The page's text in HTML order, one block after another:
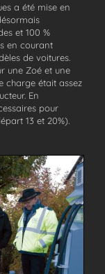
a été mise en
et 100 %
en courant
de voitures.
une Zoé et une
charge était assez
En
pour
13 et 20%).